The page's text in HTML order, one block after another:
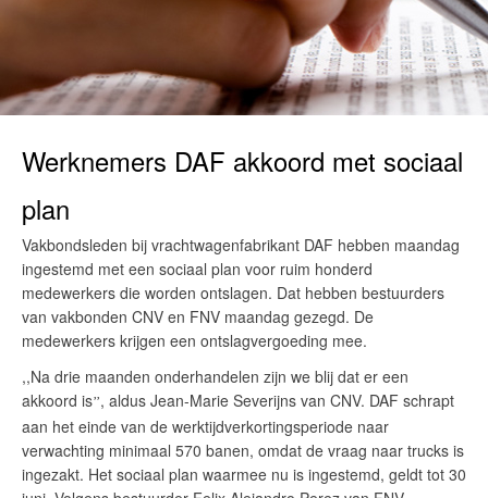
Werknemers DAF akkoord met sociaal
plan
Vakbondsleden bij vrachtwagenfabrikant DAF hebben maandag
ingestemd met een sociaal plan voor ruim honderd
medewerkers die worden ontslagen. Dat hebben bestuurders
van vakbonden CNV en FNV maandag gezegd. De
medewerkers krijgen een ontslagvergoeding mee.
,,Na drie maanden onderhandelen zijn we blij dat er een
akkoord is’’, aldus Jean-Marie Severijns van CNV. DAF schrapt
aan het einde van de werktijdverkortingsperiode naar
verwachting minimaal 570 banen, omdat de vraag naar trucks is
ingezakt. Het sociaal plan waarmee nu is ingestemd, geldt tot 30